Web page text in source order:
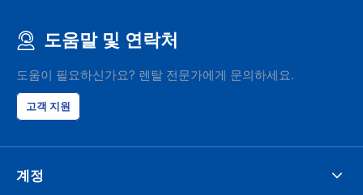
도움말 및 연락처
도움이 필요하신가요? 렌탈 전문가에게 문의하세요.
고객 지원
계정